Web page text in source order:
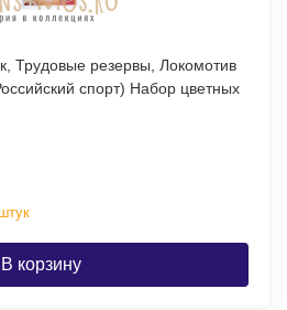
Трудовые резервы, Локомотив
спорт) Набор цветных
В корзину